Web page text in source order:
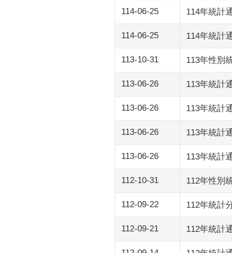
114-06-25 114年統計
114-06-25 114年統計
113-10-31 113年性別
113-06-26 113年統計
113-06-26 113年統計
113-06-26 113年統計
113-06-26 113年統計
112-10-31 112年性別
112-09-22 112年統計
112-09-21 112年統計